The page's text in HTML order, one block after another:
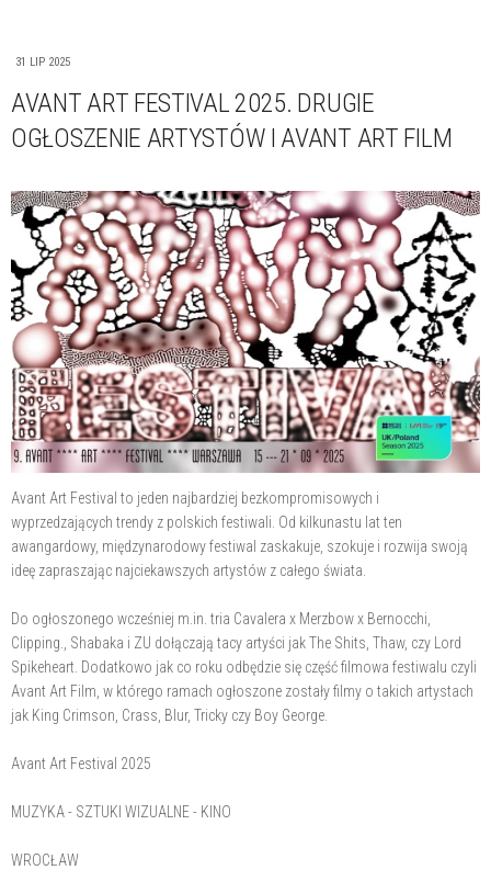
31 LIP 2025
AVANT ART FESTIVAL 2025. DRUGIE
OGŁOSZENIE ARTYSTÓW I AVANT ART FILM
Avant Art Festival to jeden najbardziej bezkompromisowych i
wyprzedzających trendy z polskich festiwali. Od kilkunastu lat ten
awangardowy, międzynarodowy festiwal zaskakuje, szokuje i rozwija swoją
ideę zapraszając najciekawszych artystów z całego świata.
Do ogłoszonego wcześniej m.in. tria Cavalera x Merzbow x Bernocchi,
Clipping., Shabaka i ZU dołączają tacy artyści jak The Shits, Thaw, czy Lord
Spikeheart. Dodatkowo jak co roku odbędzie się część filmowa festiwalu czyli
Avant Art Film, w którego ramach ogłoszone zostały filmy o takich artystach
jak King Crimson, Crass, Blur, Tricky czy Boy George.
Avant Art Festival 2025
MUZYKA - SZTUKI WIZUALNE - KINO
WROCŁAW